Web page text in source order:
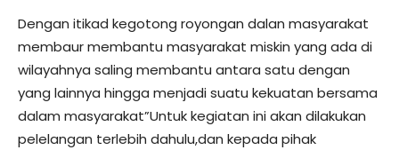
Dengan itikad kegotong royongan dalan masyarakat
membaur membantu masyarakat miskin yang ada di
wilayahnya saling membantu antara satu dengan
yang lainnya hingga menjadi suatu kekuatan bersama
dalam masyarakat”Untuk kegiatan ini akan dilakukan
pelelangan terlebih dahulu,dan kepada pihak